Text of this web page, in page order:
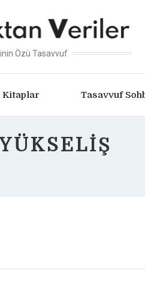
Özü Tasavvuf
Kitaplar Tasavvuf